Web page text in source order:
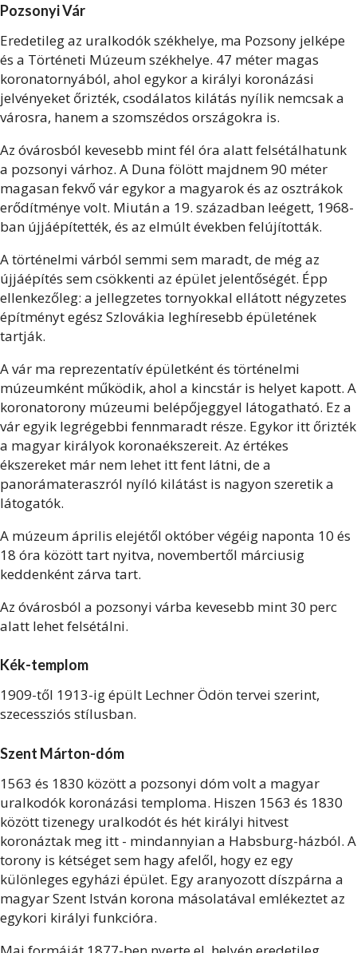
Pozsonyi Vár
Eredetileg az uralkodók székhelye, ma Pozsony jelképe
és a Történeti Múzeum székhelye. 47 méter magas
koronatornyából, ahol egykor a királyi koronázási
jelvényeket őrizték, csodálatos kilátás nyílik nemcsak a
városra, hanem a szomszédos országokra is.
Az óvárosból kevesebb mint fél óra alatt felsétálhatunk
a pozsonyi várhoz. A Duna fölött majdnem 90 méter
magasan fekvő vár egykor a magyarok és az osztrákok
erődítménye volt. Miután a 19. században leégett, 1968-
ban újjáépítették, és az elmúlt években felújították.
A történelmi várból semmi sem maradt, de még az
újjáépítés sem csökkenti az épület jelentőségét. Épp
ellenkezőleg: a jellegzetes tornyokkal ellátott négyzetes
építményt egész Szlovákia leghíresebb épületének
tartják.
A vár ma reprezentatív épületként és történelmi
múzeumként működik, ahol a kincstár is helyet kapott. A
koronatorony múzeumi belépőjeggyel látogatható. Ez a
vár egyik legrégebbi fennmaradt része. Egykor itt őrizték
a magyar királyok koronaékszereit. Az értékes
ékszereket már nem lehet itt fent látni, de a
panorámateraszról nyíló kilátást is nagyon szeretik a
látogatók.
A múzeum április elejétől október végéig naponta 10 és
18 óra között tart nyitva, novembertől márciusig
keddenként zárva tart.
Az óvárosból a pozsonyi várba kevesebb mint 30 perc
alatt lehet felsétálni.
Kék-templom
1909-től 1913-ig épült Lechner Ödön tervei szerint,
szecessziós stílusban.
Szent Márton-dóm
1563 és 1830 között a pozsonyi dóm volt a magyar
uralkodók koronázási temploma. Hiszen 1563 és 1830
között tizenegy uralkodót és hét királyi hitvest
koronáztak meg itt - mindannyian a Habsburg-házból. A
torony is kétséget sem hagy afelől, hogy ez egy
különleges egyházi épület. Egy aranyozott díszpárna a
magyar Szent István korona másolatával emlékeztet az
egykori királyi funkcióra.